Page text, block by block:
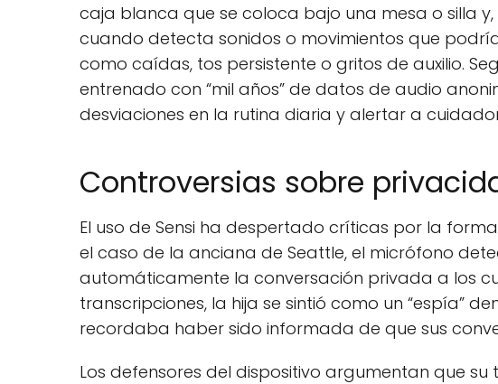
caja blanca que se coloca bajo una mesa o silla
cuando detecta sonidos o movimientos que
como caídas, tos persistente o gritos de auxilio.
entrenado con “mil años” de datos de audio
desviaciones en la rutina diaria y alertar a
Controversias sobre
El uso de Sensi ha despertado críticas por la
el caso de la anciana de Seattle, el micrófono
automáticamente la conversación privada a los
transcripciones, la hija se sintió como un “espía”
recordaba haber sido informada de que sus
Los defensores del dispositivo argumentan que su